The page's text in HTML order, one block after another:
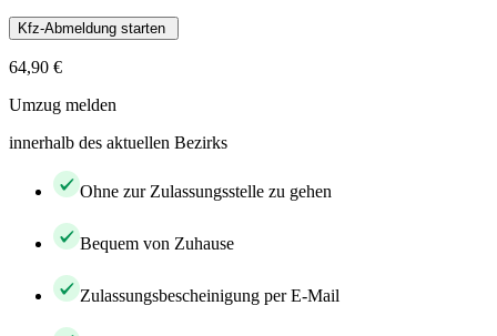
Kfz-Abmeldung starten
64,90 €
Umzug melden
innerhalb des aktuellen Bezirks
Ohne zur Zulassungsstelle zu gehen
Bequem von Zuhause
Zulassungsbescheinigung per E-Mail